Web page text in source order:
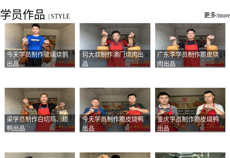
学员作品 STYLE 更多/more
今天学员制作玻璃烧鹅
出品
何大叔制作澳门烧肉出
品
广东李学员制作脆皮烧
肉出品
梁学员制作白切鸡、烧
鸭出品
今天学员制作脆皮烧鸭
出品
重庆学员制作脆皮烧鸭
出品